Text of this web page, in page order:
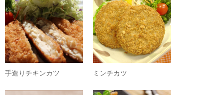
手造りチキンカツ ミンチカツ